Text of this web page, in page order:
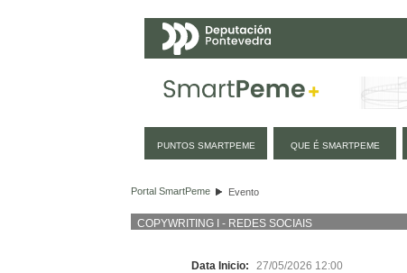
PUNTOS SMARTPEME QUE É SMARTPEME
Portal SmartPeme Evento
COPYWRITING I - REDES SOCIAIS
Data Inicio:
27/05/2026 12:00